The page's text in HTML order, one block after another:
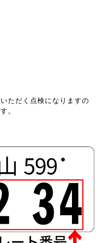
ただく点検になりますの
。